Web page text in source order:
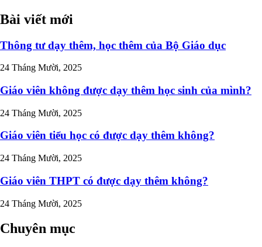
Bài viết mới
Thông tư dạy thêm, học thêm của Bộ Giáo dục
24 Tháng Mười, 2025
Giáo viên không được dạy thêm học sinh của mình?
24 Tháng Mười, 2025
Giáo viên tiểu học có được dạy thêm không?
24 Tháng Mười, 2025
Giáo viên THPT có được dạy thêm không?
24 Tháng Mười, 2025
Chuyên mục